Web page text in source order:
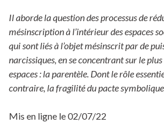
Il aborde la question des processus de
mésinscription à l’intérieur des espaces
qui sont liés à l’objet mésinscrit par de
narcissiques, en se concentrant sur le
espaces : la parentèle. Dont le rôle
contraire, la fragilité du pacte symbolique,
Mis en ligne le 02/07/22